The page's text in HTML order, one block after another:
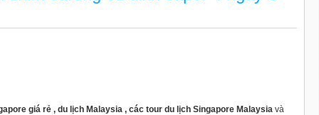
giá rẻ , du lịch Malaysia , các tour du lịch Singapore Malaysia và